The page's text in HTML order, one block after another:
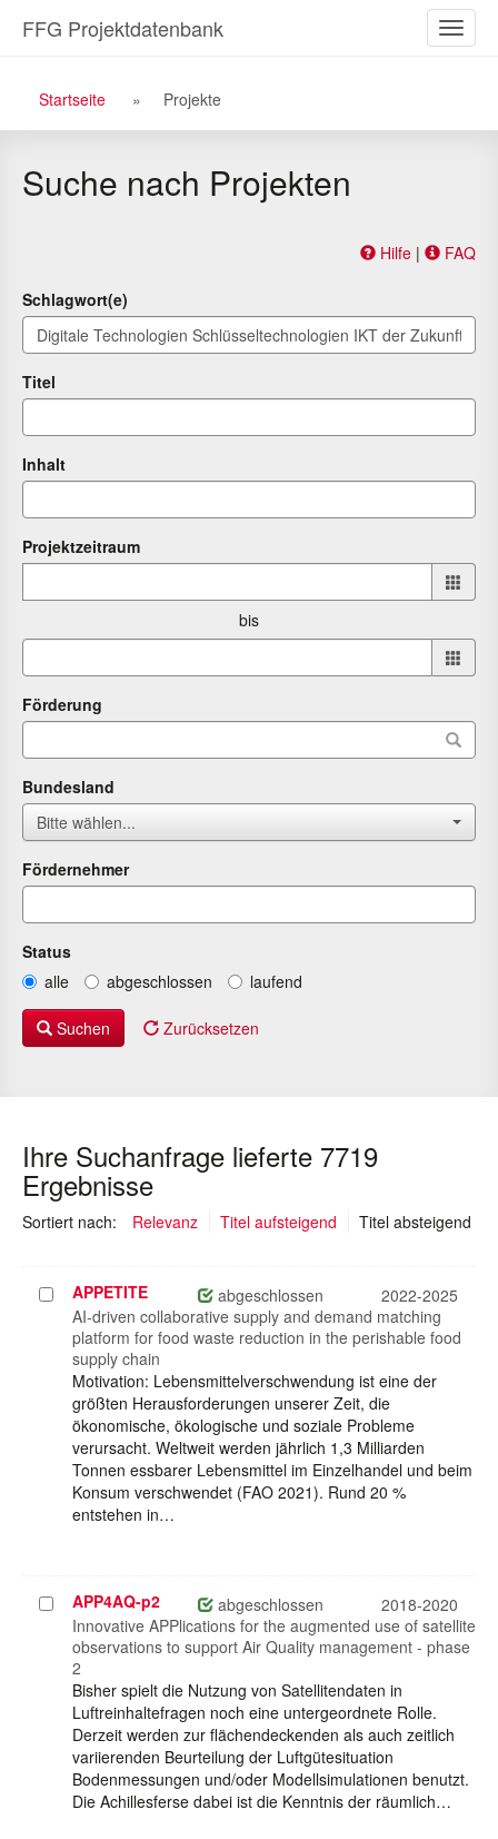
den
Inhalt
ein-/
FFG Projektdatenbank
Breadcrumb
Navigation
Startseite Projekte
Suche nach Projekten
Hilfe | FAQ
Schlagwort(e)
Titel
Inhalt
Projektzeitraum
von
bis
Förderung
Bundesland
Bitte wählen...
Fördernehmer
Status
alle
abgeschlossen laufend
Suchen Zurücksetzen
Ihre Suchanfrage lieferte 7719
Ergebnisse
Sortiert nach: Relevanz Titel aufsteigend Titel absteigend
Projekt
auswählen
APPETITE abgeschlossen
2022-2025
AI-driven collaborative supply and demand matching
platform for food waste reduction in the perishable food
supply chain
Motivation: Lebensmittelverschwendung ist eine der
größten Herausforderungen unserer Zeit, die
ökonomische, ökologische und soziale Probleme
verursacht. Weltweit werden jährlich 1,3 Milliarden
Tonnen essbarer Lebensmittel im Einzelhandel und beim
Konsum verschwendet (FAO 2021). Rund 20 %
entstehen in…
Projekt
auswählen
APP4AQ-p2 abgeschlossen
2018-2020
Innovative APPlications for the augmented use of satellite
observations to support Air Quality management - phase
2
Bisher spielt die Nutzung von Satellitendaten in
Luftreinhaltefragen noch eine untergeordnete Rolle.
Derzeit werden zur flächendeckenden als auch zeitlich
variierenden Beurteilung der Luftgütesituation
Bodenmessungen und/oder Modellsimulationen benutzt.
Die Achillesferse dabei ist die Kenntnis der räumlich…